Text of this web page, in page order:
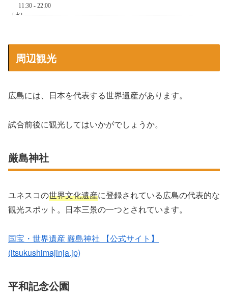
周辺観光
広島には、日本を代表する世界遺産があります。
試合前後に観光してはいかがでしょうか。
厳島神社
ユネスコの世界文化遺産に登録されている広島の代表的な
観光スポット。日本三景の一つとされています。
国宝・世界遺産 嚴島神社 【公式サイト】
(itsukushimajinja.jp)
平和記念公園